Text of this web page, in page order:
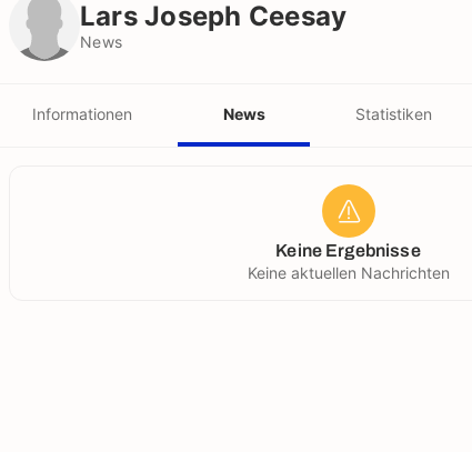
Lars Joseph Ceesay
News
Informationen News Statistiken
Keine Ergebnisse
Keine aktuellen Nachrichten